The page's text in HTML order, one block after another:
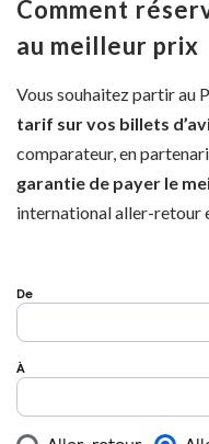
Comment
au meilleur prix
Vous souhaitez partir au
tarif sur vos billets
comparateur, en
garantie de payer le
international aller-retour